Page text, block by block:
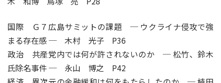
国際 Ｇ７広島サミットの課題 ─ ウクライナ侵攻で強
まる存在感 ─ 木村 光子 P36
政治 共産党内では何が許されないのか ─ 松竹、鈴木
氏除名事件 ─ 永山 博之 P42